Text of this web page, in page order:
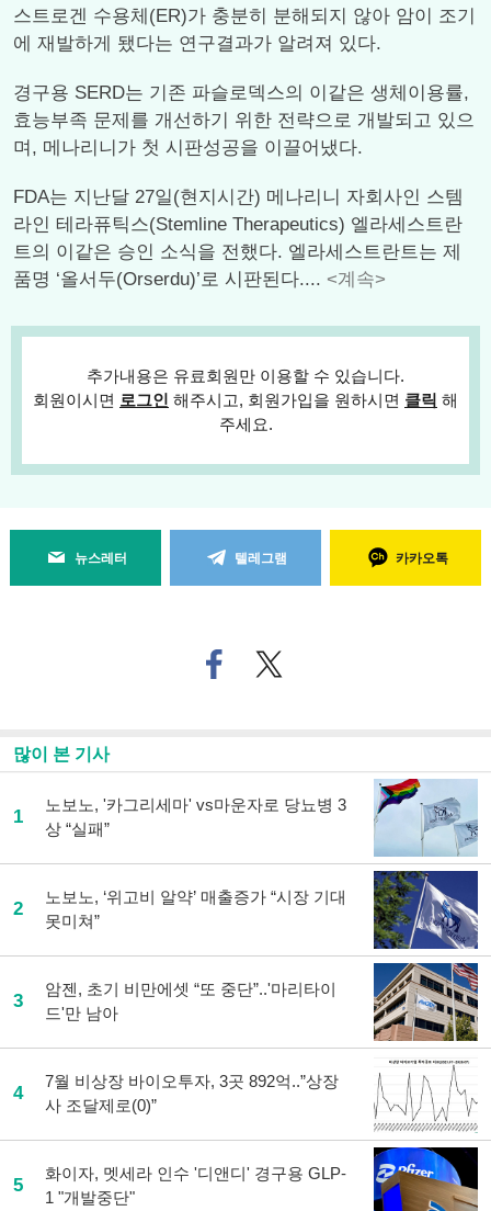
스트로겐 수용체(ER)가 충분히 분해되지 않아 암이 조기
에 재발하게 됐다는 연구결과가 알려져 있다.
경구용 SERD는 기존 파슬로덱스의 이같은 생체이용률,
효능부족 문제를 개선하기 위한 전략으로 개발되고 있으
며, 메나리니가 첫 시판성공을 이끌어냈다.
FDA는 지난달 27일(현지시간) 메나리니 자회사인 스템
라인 테라퓨틱스(Stemline Therapeutics) 엘라세스트란
트의 이같은 승인 소식을 전했다. 엘라세스트란트는 제
품명 ‘올서두(Orserdu)’로 시판된다.... <계속>
추가내용은 유료회원만 이용할 수 있습니다.
회원이시면 로그인 해주시고, 회원가입을 원하시면 클릭 해
주세요.
뉴스레터 텔레그램 카카오톡
페
이
기
사
공
트위
터로
많이 본 기사
1
노보노, '카그리세마' vs마운자로 당뇨병 3
상 “실패”
2
노보노, ‘위고비 알약’ 매출증가 “시장 기대
못미쳐”
3
암젠, 초기 비만에셋 “또 중단”..'마리타이
드'만 남아
4
7월 비상장 바이오투자, 3곳 892억..”상장
사 조달제로(0)”
5
화이자, 멧세라 인수 '디앤디' 경구용 GLP-
1 "개발중단"